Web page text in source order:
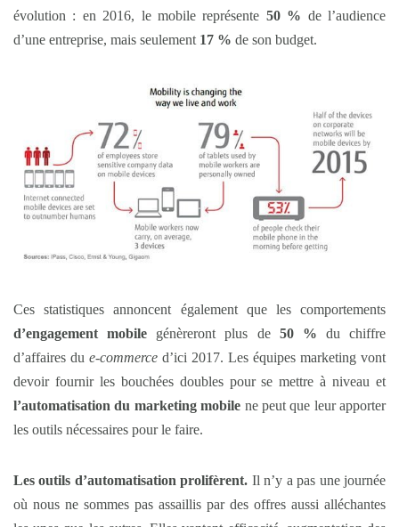
évolution : en 2016, le mobile représente 50 % de l’audience
d’une entreprise, mais seulement 17 % de son budget.
Ces statistiques annoncent également que les comportements
d’engagement mobile génèreront plus de 50 % du chiffre
d’affaires du e-commerce d’ici 2017. Les équipes marketing vont
devoir fournir les bouchées doubles pour se mettre à niveau et
l’automatisation du marketing mobile ne peut que leur apporter
les outils nécessaires pour le faire.
Les outils d’automatisation prolifèrent. Il n’y a pas une journée
où nous ne sommes pas assaillis par des offres aussi alléchantes